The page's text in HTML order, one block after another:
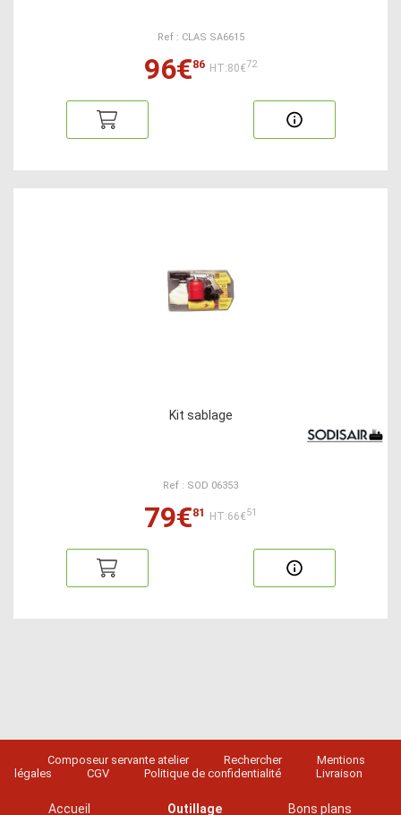
Ref : CLAS SA6615
96€86 HT:80€72
Kit sablage
Ref : SOD 06353
79€81 HT:66€51
Composeur servante atelier Rechercher
Mentions
légales
CGV Politique de confidentialité Livraison
Accueil Outillage Bons plans